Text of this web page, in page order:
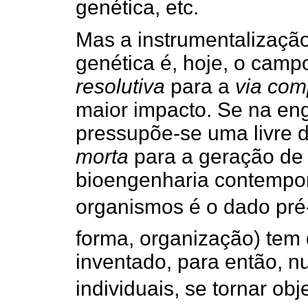
genética, etc.
Mas a
genética é, hoje, o
resolutiva para a via
maior impacto. Se na
pressupõe-se uma livre
morta para a geração
bioengenharia
organismos é o dado
forma, organização)
inventado, para então,
individuais, se tornar